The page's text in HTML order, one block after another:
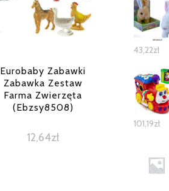
Eurobaby Zabawki
Zabawka Zestaw
Farma Zwierzęta
(Ebzsy8508)
12,64zł
43,22zł
101,19zł